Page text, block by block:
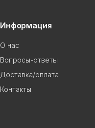
Информация
О нас
Вопросы-ответы
Доставка/оплата
Контакты